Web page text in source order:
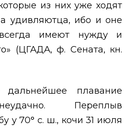
из них уже ходят
удивляютца, ибо и оне
имеют нужду и
(ЦГАДА, ф. Сената, кн.
плавание
Переплыв
у 70° с. ш., кочи 31 июля